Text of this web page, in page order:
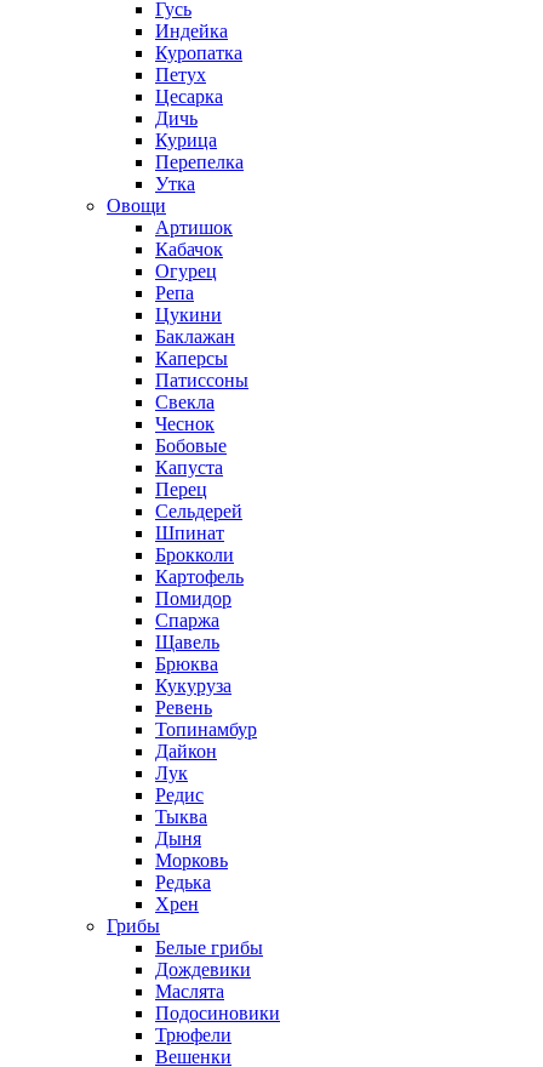
Гусь
Индейка
Куропатка
Петух
Цесарка
Дичь
Курица
Перепелка
Утка
Овощи
Артишок
Кабачок
Огурец
Репа
Цукини
Баклажан
Каперсы
Патиссоны
Свекла
Чеснок
Бобовые
Капуста
Перец
Сельдерей
Шпинат
Брокколи
Картофель
Помидор
Спаржа
Щавель
Брюква
Кукуруза
Ревень
Топинамбур
Дайкон
Лук
Редис
Тыква
Дыня
Морковь
Редька
Хрен
Грибы
Белые грибы
Дождевики
Маслята
Подосиновики
Трюфели
Вешенки